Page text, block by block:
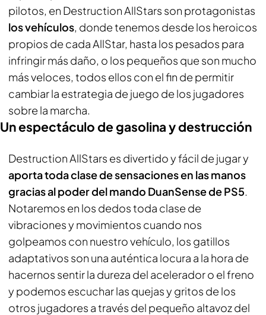
pilotos, en Destruction AllStars son protagonistas
los vehículos, donde tenemos desde los heroicos
propios de cada AllStar, hasta los pesados para
infringir más daño, o los pequeños que son mucho
más veloces, todos ellos con el fin de permitir
cambiar la estrategia de juego de los jugadores
sobre la marcha.
Un espectáculo de gasolina y destrucción
Destruction AllStars es divertido y fácil de jugar y
aporta toda clase de sensaciones en las manos
gracias al poder del mando DuanSense de PS5.
Notaremos en los dedos toda clase de
vibraciones y movimientos cuando nos
golpeamos con nuestro vehículo, los gatillos
adaptativos son una auténtica locura a la hora de
hacernos sentir la dureza del acelerador o el freno
y podemos escuchar las quejas y gritos de los
otros jugadores a través del pequeño altavoz del